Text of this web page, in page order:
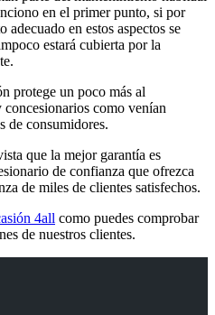
en el primer punto, si por
adecuado en estos aspectos se
estará cubierta por la
protege un poco más al
como venían
de consumidores.
que la mejor garantía es
de confianza que ofrezca
de miles de clientes satisfechos.
4all como puedes comprobar
de nuestros clientes.